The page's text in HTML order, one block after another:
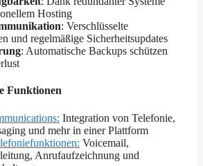
Hosting
: Verschlüsselte
und regelmäßige Sicherheitsupdates
: Automatische Backups schützen
Funktionen
Integration von Telefonie,
und mehr in einer Plattform
Voicemail,
Anrufaufzeichnung und